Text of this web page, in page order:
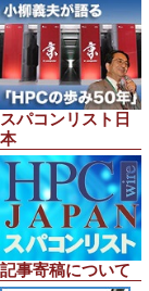
スパコンリスト日
本
記事寄稿について